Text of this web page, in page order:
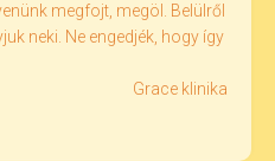
megfojt, megöl. Belülről
neki. Ne engedjék, hogy így
Grace klinika